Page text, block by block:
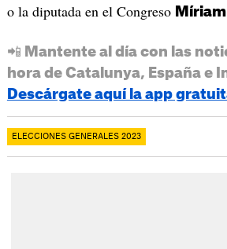
o la diputada en el Congreso
📲 Mantente al día con las
hora de Catalunya, España e
Descárgate aquí la app
ELECCIONES GENERALES 2023